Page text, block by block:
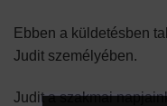
Ebben a küldetésben
Judit személyében.
Judit a szakmai